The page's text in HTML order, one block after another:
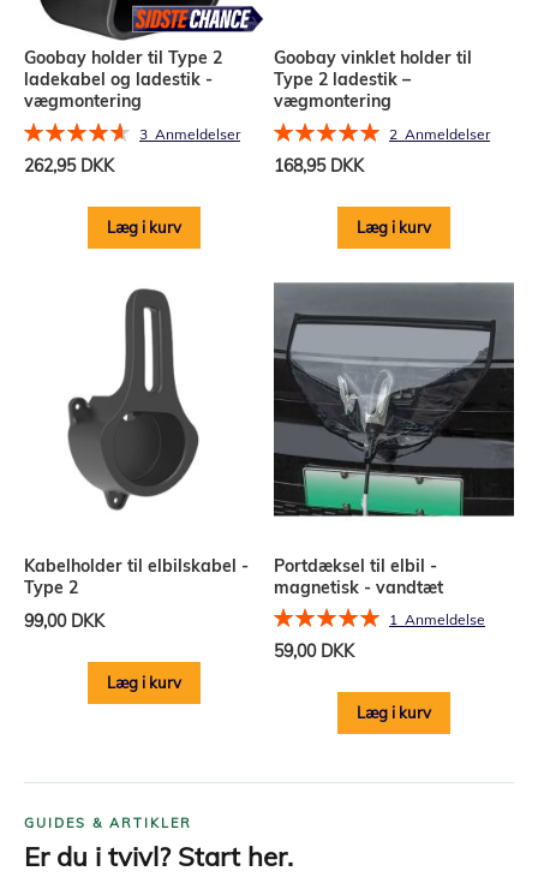
Goobay holder til Type 2
ladekabel og ladestik -
vægmontering
Bedømmelse:
3 Anmeldelser
262,95 DKK
Læg i kurv
Goobay vinklet holder til
Type 2 ladestik –
vægmontering
Bedømmelse:
2Anmeldelser
168,95 DKK
Læg i kurv
Kabelholder til elbilskabel -
Type 2
99,00 DKK
Læg i kurv
Portdæksel til elbil -
magnetisk - vandtæt
Bedømmelse:
1Anmeldelse
59,00 DKK
Læg i kurv
GUIDES & ARTIKLER
Er du i tvivl? Start her.